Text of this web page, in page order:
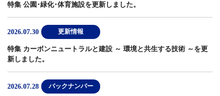
特集 公園･緑化･体育施設を更新しました。
2026.07.30 更新情報
特集 カーボンニュートラルと建設 ～ 環境と共生する技術 ～ を更
新しました。
2026.07.28 バックナンバー